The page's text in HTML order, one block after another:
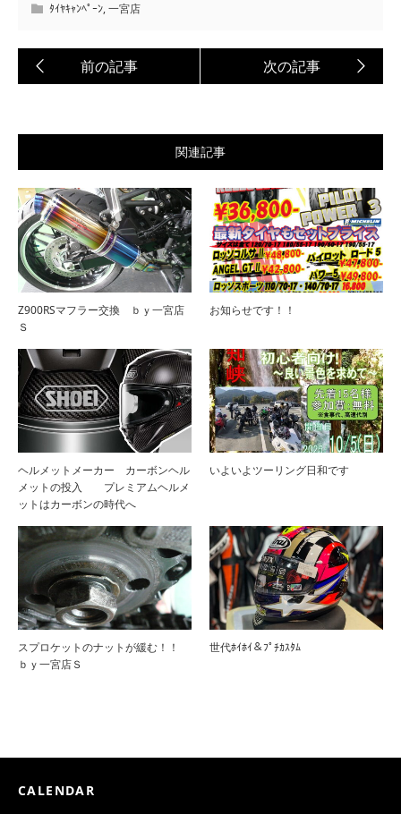
ﾀｲﾔｷｬﾝﾍﾟｰﾝ,一宮店
関連記事
Z900RSマフラー交換 ｂｙ一宮店
Ｓ
お知らせです！！
ヘルメットメーカー カーボンヘル
メットの投入 プレミアムヘルメ
ットはカーボンの時代へ
いよいよツーリング日和です
スプロケットのナットが緩む！！
ｂｙ一宮店Ｓ
世代ﾎｲﾎｲ＆ﾌﾟﾁｶｽﾀﾑ
CALENDAR